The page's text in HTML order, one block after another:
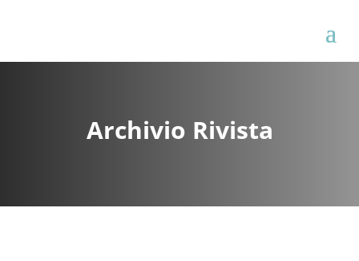
Archivio Rivista